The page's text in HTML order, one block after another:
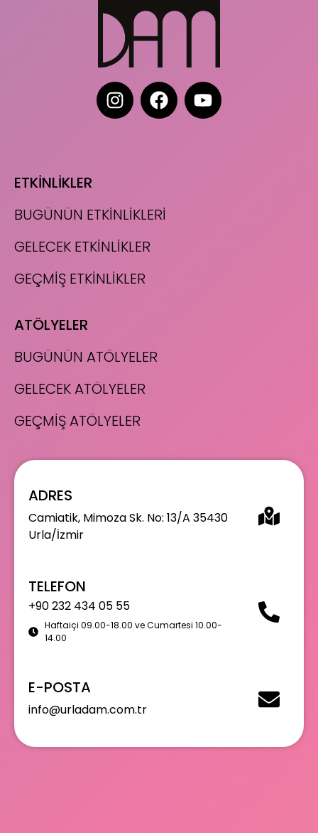
ETKİNLİKLER
BUGÜNÜN ETKİNLİKLERİ
GELECEK ETKİNLİKLER
GEÇMİŞ ETKİNLİKLER
ATÖLYELER
BUGÜNÜN ATÖLYELER
GELECEK ATÖLYELER
GEÇMİŞ ATÖLYELER
ADRES
Camiatik, Mimoza Sk. No: 13/A 35430
Urla/İzmir
TELEFON
+90 232 434 05 55
Haftaiçi 09.00-18.00 ve Cumartesi 10.00-
14.00
E-POSTA
info@urladam.com.tr